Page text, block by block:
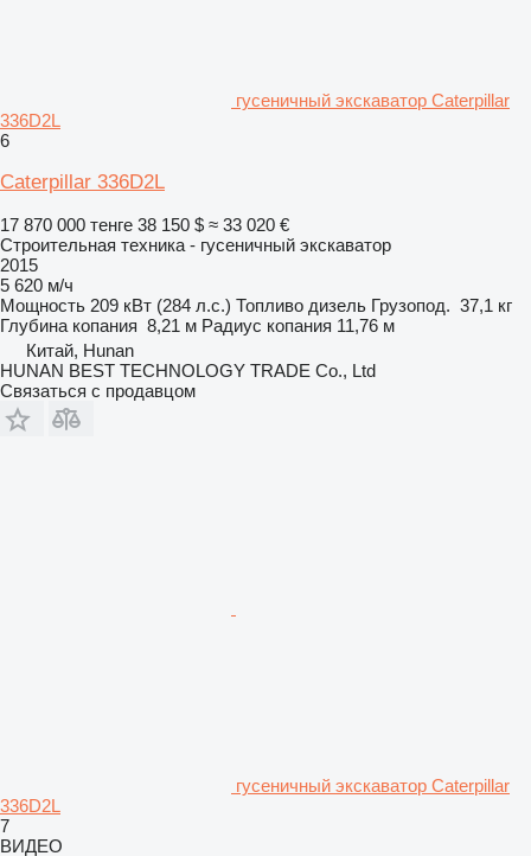
гусеничный экскаватор Caterpillar
336D2L
6
Caterpillar 336D2L
17 870 000 тенге 38 150 $ ≈ 33 020 €
Строительная техника - гусеничный экскаватор
2015
5 620 м/ч
Мощность 209 кВт (284 л.с.) Топливо дизель Грузопод. 37,1 кг
Глубина копания 8,21 м Радиус копания 11,76 м
Китай, Hunan
HUNAN BEST TECHNOLOGY TRADE Co., Ltd
Связаться с продавцом
гусеничный экскаватор Caterpillar
336D2L
7
ВИДЕО